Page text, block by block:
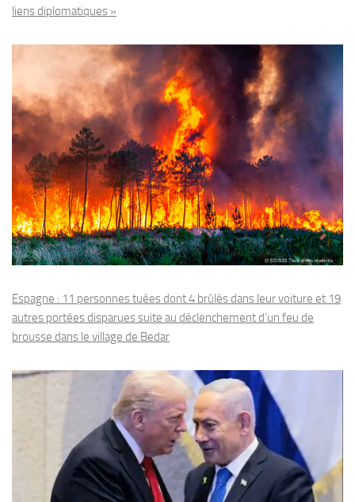
liens diplomatiques »
Espagne : 11 personnes tuées dont 4 brûlés dans leur voiture et 19
autres portées disparues suite au déclenchement d’un feu de
brousse dans le village de Bedar